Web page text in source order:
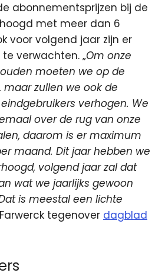
abonnementsprijzen bij de
met meer dan 6
voor volgend jaar zijn er
verwachten. „Om onze
moeten we op de
maar zullen we ook de
verhogen. We
over de rug van onze
daarom is er maximum
maand. Dit jaar hebben we
volgend jaar zal dat
wat we jaarlijks gewoon
is meestal een lichte
tegenover dagblad